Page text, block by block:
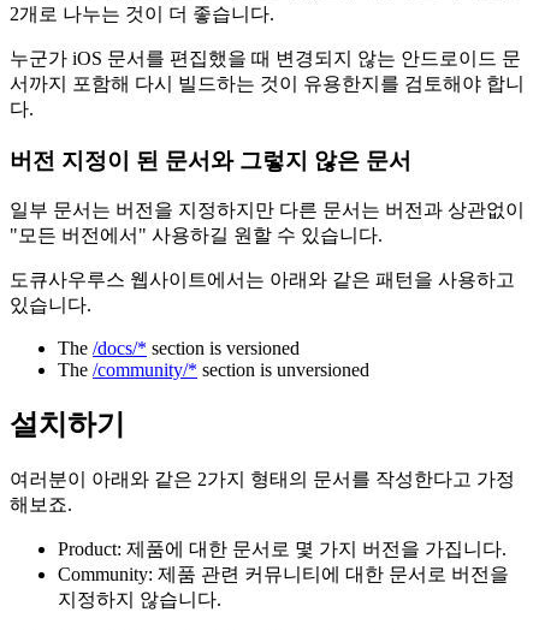
2개로 나누는 것이 더 좋습니다.
누군가 iOS 문서를 편집했을 때 변경되지 않는 안드로이드 문
서까지 포함해 다시 빌드하는 것이 유용한지를 검토해야 합니
다.
버전 지정이 된 문서와 그렇지 않은 문서
일부 문서는 버전을 지정하지만 다른 문서는 버전과 상관없이
"모든 버전에서" 사용하길 원할 수 있습니다.
도큐사우루스 웹사이트에서는 아래와 같은 패턴을 사용하고
있습니다.
The /docs/* section is versioned
The /community/* section is unversioned
설치하기
여러분이 아래와 같은 2가지 형태의 문서를 작성한다고 가정
해보죠.
Product: 제품에 대한 문서로 몇 가지 버전을 가집니다.
Community: 제품 관련 커뮤니티에 대한 문서로 버전을
지정하지 않습니다.